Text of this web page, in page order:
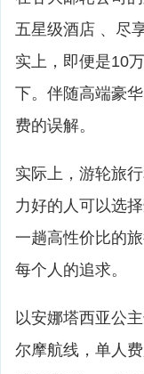
五星级酒店 、尽
实上，即便是10
下。伴随高端豪
费的误解。
实际上，游轮旅
力好的人可以选
一趟高性价比的
每个人的追求。
以安娜塔西亚公
尔摩航线，单人